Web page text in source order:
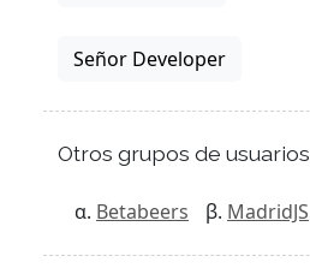
Señor Developer
Otros grupos de usuarios
Betabeers MadridJS